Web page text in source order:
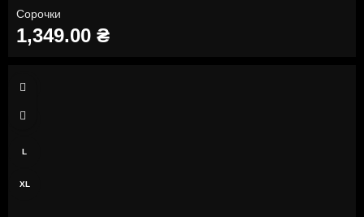
Сорочки
1,349.00 ₴
S
M
L
XL